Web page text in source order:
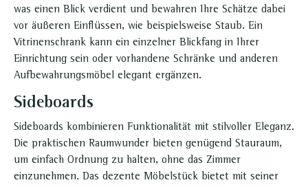
was einen Blick verdient und bewahren Ihre Schätze dabei
vor äußeren Einflüssen, wie beispielsweise Staub. Ein
Vitrinenschrank kann ein einzelner Blickfang in Ihrer
Einrichtung sein oder vorhandene Schränke und anderen
Aufbewahrungsmöbel elegant ergänzen.
Sideboards
Sideboards kombinieren Funktionalität mit stilvoller Eleganz.
Die praktischen Raumwunder bieten genügend Stauraum,
um einfach Ordnung zu halten, ohne das Zimmer
einzunehmen. Das dezente Möbelstück bietet mit seiner